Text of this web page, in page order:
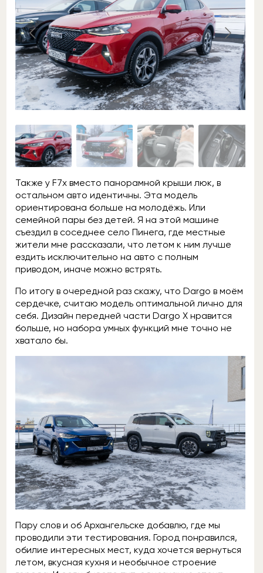
Также у F7x вместо панорамной крыши люк, в
остальном авто идентичны. Эта модель
ориентирована больше на молодёжь. Или
семейной пары без детей. Я на этой машине
съездил в соседнее село Пинега, где местные
жители мне рассказали, что летом к ним лучше
ездить исключительно на авто с полным
приводом, иначе можно встрять.
По итогу в очередной раз скажу, что Dargo в моём
сердечке, считаю модель оптимальной лично для
себя. Дизайн передней части Dargo X нравится
больше, но набора умных функций мне точно не
хватало бы.
Пару слов и об Архангельске добавлю, где мы
проводили эти тестирования. Город понравился,
обилие интересных мест, куда хочется вернуться
летом, вкусная кухня и необычное строение